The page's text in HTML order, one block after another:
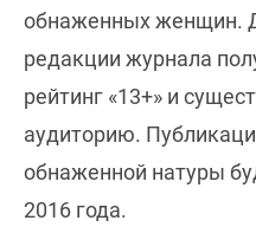
обнаженных женщин.
редакции журнала
рейтинг «13+» и
аудиторию.
обнаженной натуры
2016 года.